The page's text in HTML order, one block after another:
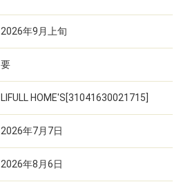
2026年9月上旬
要
LIFULL HOME'S[31041630021715]
2026年7月7日
2026年8月6日